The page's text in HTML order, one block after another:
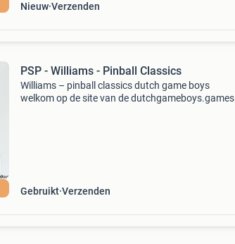
Nieuw Verzenden
PSP - Williams - Pinball Classics
Williams – pinball classics dutch game boys
welkom op de site van de dutchgameboys.games
Gebruikt Verzenden